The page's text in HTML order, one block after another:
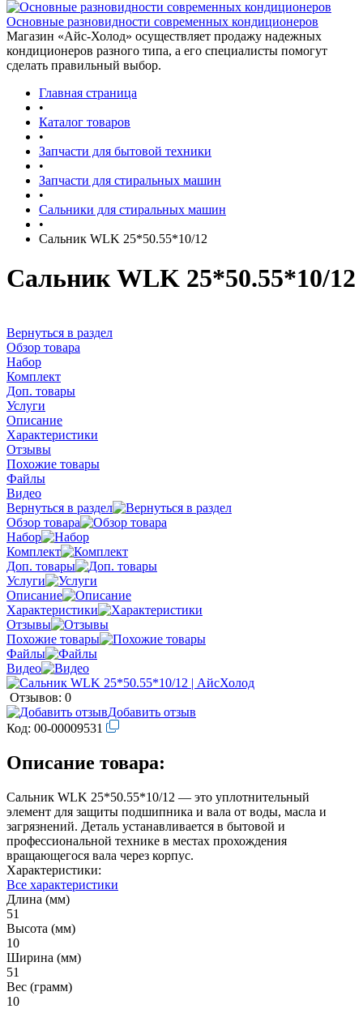
Основные разновидности современных кондиционеров
Магазин «Айс-Холод» осуществляет продажу надежных
кондиционеров разного типа, а его специалисты помогут
сделать правильный выбор.
Главная страница
•
Каталог товаров
•
Запчасти для бытовой техники
•
Запчасти для стиральных машин
•
Сальники для стиральных машин
•
Сальник WLK 25*50.55*10/12
Сальник WLK 25*50.55*10/12
Вернуться в раздел
Обзор товара
Набор
Комплект
Доп. товары
Услуги
Описание
Характеристики
Отзывы
Похожие товары
Файлы
Видео
Вернуться в раздел
Обзор товара
Набор
Комплект
Доп. товары
Услуги
Описание
Характеристики
Отзывы
Похожие товары
Файлы
Видео
Отзывов: 0
Добавить отзыв
Код: 00-00009531
Описание товара:
Сальник WLK 25*50.55*10/12 — это уплотнительный
элемент для защиты подшипника и вала от воды, масла и
загрязнений. Деталь устанавливается в бытовой и
профессиональной технике в местах прохождения
вращающегося вала через корпус.
Характеристики:
Все характеристики
Длина (мм)
51
Высота (мм)
10
Ширина (мм)
51
Вес (грамм)
10